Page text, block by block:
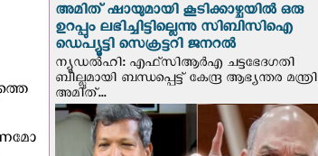
അമിത് ഷായുമായി കൂടിക്കാഴ്ചയില്‍ ഒരു
ഉറപ്പും ലഭിച്ചിട്ടില്ലെന്നു സിബിസിഐ
ഡെപ്യൂട്ടി സെക്രട്ടറി ജനറല്‍
ന്യൂഡല്‍ഹി: എഫ്‌സിആര്‍എ ചട്ടഭേദഗതി
ബില്ലുമായി ബന്ധപ്പെട്ട് കേന്ദ്ര ആഭ്യന്തര മന്ത്രി
അമിത്...